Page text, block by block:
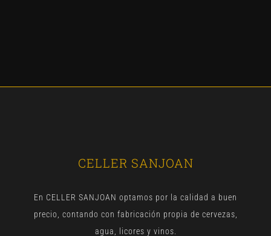
CELLER SANJOAN
En CELLER SANJOAN optamos por la calidad a buen
precio, contando con fabricación propia de cervezas,
agua, licores y vinos.